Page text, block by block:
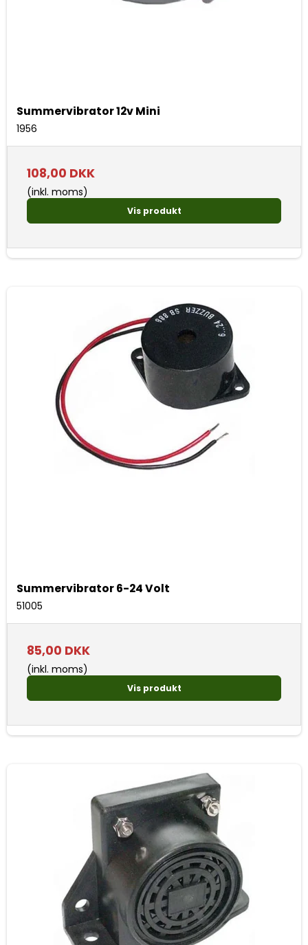
Summervibrator 12v Mini
1956
108,00 DKK
(inkl. moms)
Vis produkt
Summervibrator 6-24 Volt
51005
85,00 DKK
(inkl. moms)
Vis produkt